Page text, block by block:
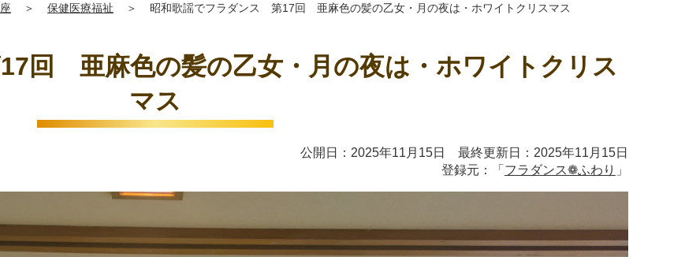
＞ 保健医療福祉 ＞ 昭和歌謡でフラダンス 第17回 亜麻色の髪の乙女・月の夜は・ホワイトクリスマス
回 亜麻色の髪の乙女・月の夜は・ホワイトクリス
マス
公開日：2025年11月15日 最終更新日：2025年11月15日
登録元：「 フラダンス❁ふわり 」